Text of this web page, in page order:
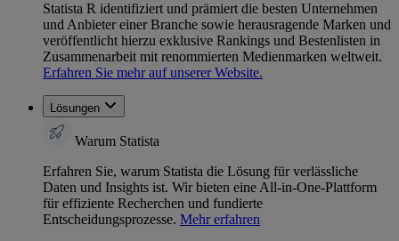
Statista R identifiziert und prämiert die besten Unternehmen
und Anbieter einer Branche sowie herausragende Marken und
veröffentlicht hierzu exklusive Rankings und Bestenlisten in
Zusammenarbeit mit renommierten Medienmarken weltweit.
Erfahren Sie mehr auf unserer Website.
Lösungen
Warum Statista
Erfahren Sie, warum Statista die Lösung für verlässliche
Daten und Insights ist. Wir bieten eine All-in-One-Plattform
für effiziente Recherchen und fundierte
Entscheidungsprozesse. Mehr erfahren